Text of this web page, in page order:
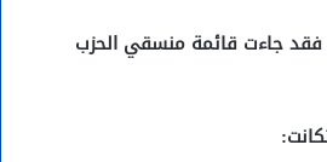
فقد جاءت قائمة منسقي الحزب